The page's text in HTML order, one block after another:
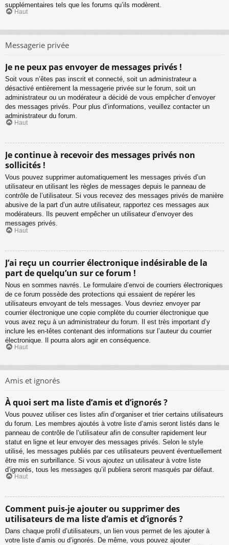
supplémentaires tels que les forums qu’ils modèrent.
Haut
Messagerie privée
Je ne peux pas envoyer de messages privés !
Soit vous n’êtes pas inscrit et connecté, soit un administrateur a
désactivé entièrement la messagerie privée sur le forum, soit un
administrateur ou un modérateur a décidé de vous empêcher d’envoyer
des messages privés. Pour plus d’informations, veuillez contacter un
administrateur du forum.
Haut
Je continue à recevoir des messages privés non
sollicités !
Vous pouvez supprimer automatiquement les messages privés d’un
utilisateur en utilisant les règles de messages depuis le panneau de
contrôle de l’utilisateur. Si vous recevez des messages privés de manière
abusive de la part d’un autre utilisateur, rapportez ces messages aux
modérateurs. Ils peuvent empêcher un utilisateur d’envoyer des
messages privés.
Haut
J’ai reçu un courrier électronique indésirable de la
part de quelqu’un sur ce forum !
Nous en sommes navrés. Le formulaire d’envoi de courriers électroniques
de ce forum possède des protections qui essaient de repérer les
utilisateurs envoyant de tels messages. Vous devriez envoyer par
courrier électronique une copie complète du courrier électronique que
vous avez reçu à un administrateur du forum. Il est très important d’y
inclure les en-têtes contenant des informations sur l’auteur du courrier
électronique. Il pourra alors agir en conséquence.
Haut
Amis et ignorés
À quoi sert ma liste d’amis et d’ignorés ?
Vous pouvez utiliser ces listes afin d’organiser et trier certains utilisateurs
du forum. Les membres ajoutés à votre liste d’amis seront listés dans le
panneau de contrôle de l’utilisateur afin de consulter rapidement leur
statut en ligne et leur envoyer des messages privés. Selon le style
utilisé, les messages publiés par ces utilisateurs peuvent éventuellement
être mis en surbrillance. Si vous ajoutez un utilisateur à votre liste
d’ignorés, tous les messages qu’il publiera seront masqués par défaut.
Haut
Comment puis-je ajouter ou supprimer des
utilisateurs de ma liste d’amis et d’ignorés ?
Dans chaque profil d’utilisateurs, un lien vous permet de les ajouter à
votre liste d’amis ou d’ignorés. De même, vous pouvez ajouter